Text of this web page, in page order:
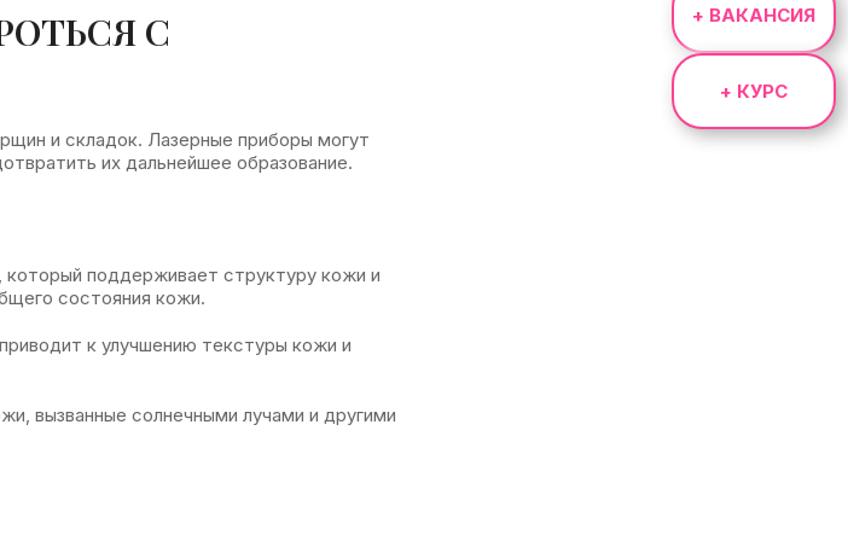
С
и складок. Лазерные приборы могут
их дальнейшее образование.
который поддерживает структуру кожи и
состояния кожи.
к улучшению текстуры кожи и
вызванные солнечными лучами и другими
+ ВАКАНСИЯ
+ КУРС